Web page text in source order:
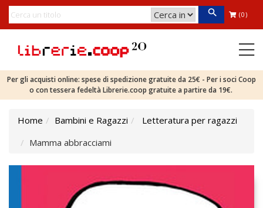
(0)
Per gli acquisti online: spese di spedizione gratuite da 25€ - Per i soci Coop
o con tessera fedeltà Librerie.coop gratuite a partire da 19€.
Home Bambini e Ragazzi
Letteratura per ragazzi
Mamma abbracciami